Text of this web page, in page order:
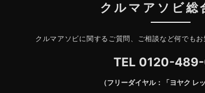
クルマアソビ総
クルマアソビに関するご質問、ご相談など何でもお
TEL 0120-
（フリーダイヤル：「ヨヤク レ